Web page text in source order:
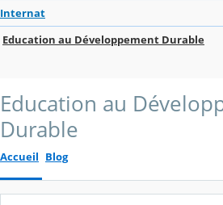
Internat
Education au Développement Durable
Education au
Durable
Accueil Blog